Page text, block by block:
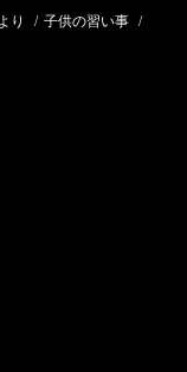
り / 子供の習い事 /